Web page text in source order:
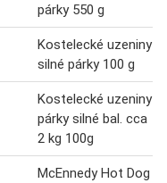
párky 550 g
Kostelecké uzeniny
silné párky 100 g
Kostelecké uzeniny
párky silné bal. cca
2 kg 100g
McEnnedy Hot Dog